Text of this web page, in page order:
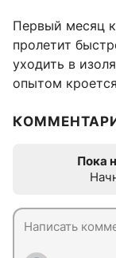
Первый месяц
пролетит
уходить в
опытом
Пока